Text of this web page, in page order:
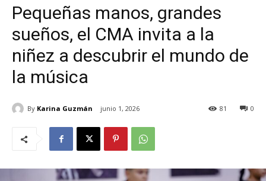
Pequeñas manos, grandes
sueños, el CMA invita a la
niñez a descubrir el mundo de
la música
By Karina Guzmán junio 1, 2026 0
81